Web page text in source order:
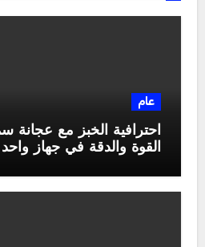
عام
القوة والدقة في جهاز واحد